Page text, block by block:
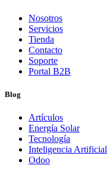
Nosotros
Servicios
Tienda
Contacto
Soporte
Portal B2B
Blog
Artículos
Energía Solar
Tecnología
Inteligencia Artificial
Odoo